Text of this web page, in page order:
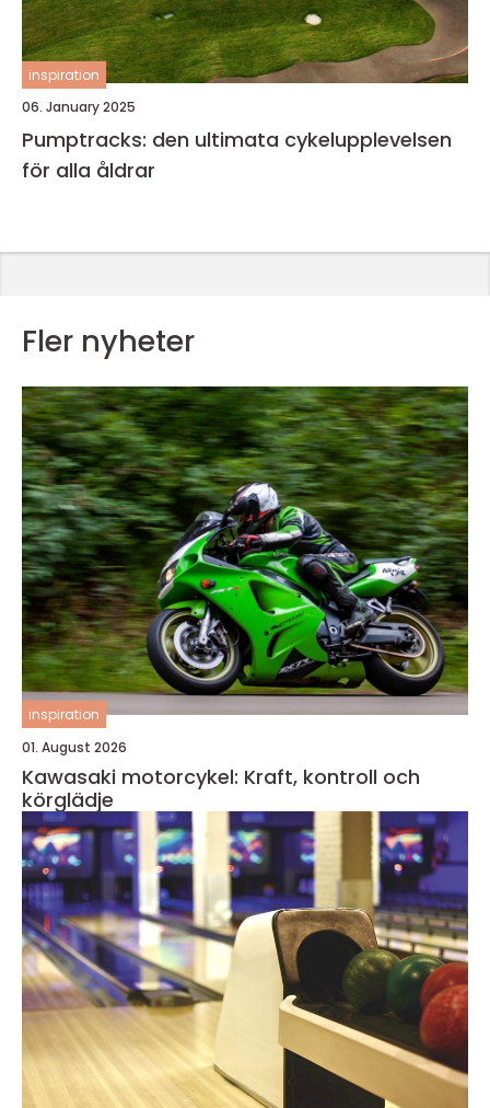
inspiration
06. January 2025
Pumptracks: den ultimata cykelupplevelsen
för alla åldrar
Fler nyheter
inspiration
01. August 2026
Kawasaki motorcykel: Kraft, kontroll och
körglädje